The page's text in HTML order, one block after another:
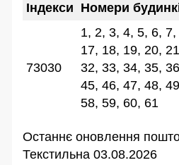
Індекси Номери
73030
1, 2, 3, 4, 5, 6,
17, 18, 19, 20,
32, 33, 34, 35,
45, 46, 47, 48,
58, 59, 60, 61
Останнє оновлення
Текстильна 03.08.2026